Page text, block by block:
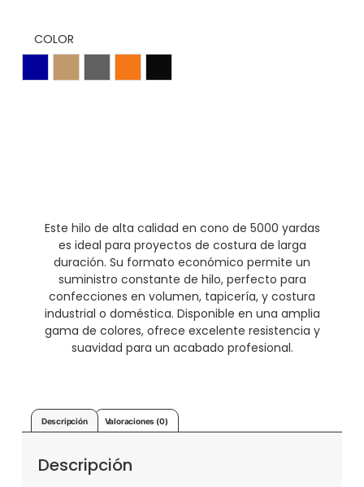
COLOR
AzulinoBeige Oscuro
Gris Oscuro
NaranjaNegro
Este hilo de alta calidad en cono de 5000 yardas
es ideal para proyectos de costura de larga
duración. Su formato económico permite un
suministro constante de hilo, perfecto para
confecciones en volumen, tapicería, y costura
industrial o doméstica. Disponible en una amplia
gama de colores, ofrece excelente resistencia y
suavidad para un acabado profesional.
Descripción Valoraciones (0)
Descripción